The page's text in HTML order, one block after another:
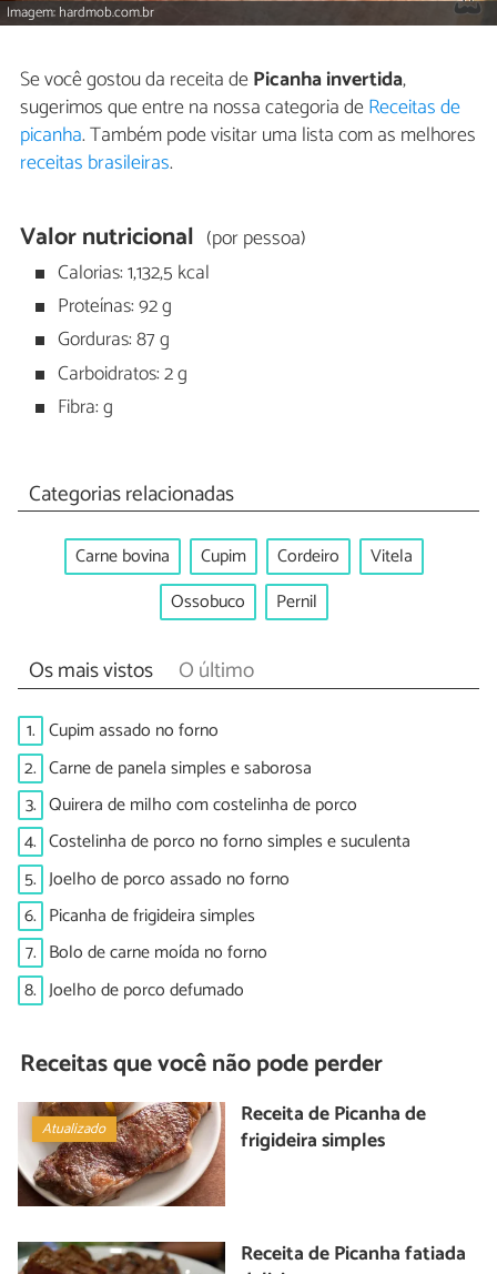
Imagem: hardmob.com.br
Se você gostou da receita dePicanha invertida,
sugerimos que entre na nossa categoria deReceitas de
picanha. Também pode visitar uma lista com as melhores
receitas brasileiras.
Valor nutricional (por pessoa)
Calorias: 1,132,5 kcal
Proteínas: 92 g
Gorduras: 87 g
Carboidratos: 2 g
Fibra: g
Categorias relacionadas
Carne bovina Cupim Cordeiro
Vitela
Ossobuco
Pernil
Os mais vistos O último
1. Cupim assado no forno
2. Carne de panela simples e saborosa
3. Quirera de milho com costelinha de porco
4. Costelinha de porco no forno simples e suculenta
5. Joelho de porco assado no forno
6. Picanha de frigideira simples
7. Bolo de carne moída no forno
8. Joelho de porco defumado
Receitas que você não pode perder
Atualizado
Receita de Picanha de
frigideira simples
Receita de Picanha fatiada